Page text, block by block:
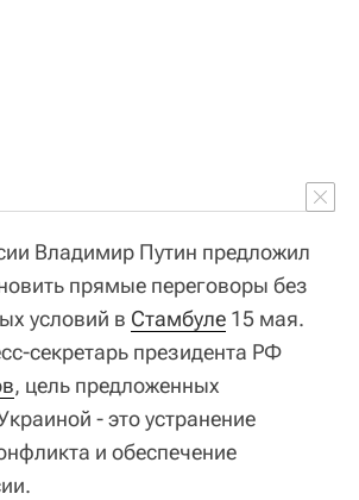
Владимир Путин предложил
прямые переговоры без
условий в Стамбуле 15 мая.
секретарь президента РФ
, цель предложенных
- это устранение
и обеспечение